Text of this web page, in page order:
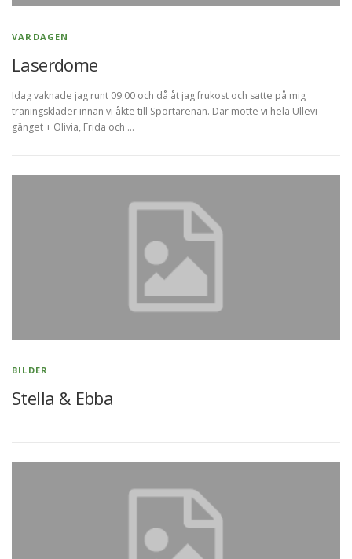
VARDAGEN
Laserdome
Idag vaknade jag runt 09:00 och då åt jag frukost och satte på mig
träningskläder innan vi åkte till Sportarenan. Där mötte vi hela Ullevi
gänget + Olivia, Frida och …
BILDER
Stella & Ebba